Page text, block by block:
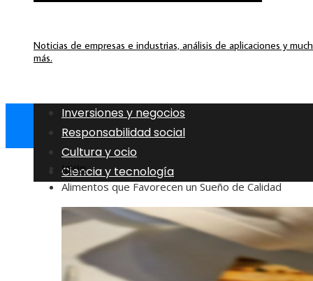
Noticias de empresas e industrias, análisis de aplicaciones y
más.
Inversiones y negocios
Responsabilidad social
Cultura y ocio
Ciencia y tecnología
Inicio
Alimentos que Favorecen un Sueño de Calidad